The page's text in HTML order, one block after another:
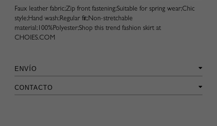
Faux leather fabric;Zip front fastening;Suitable for spring wear;Chic
style;Hand wash;Regular fit;Non-stretchable
material;100%Polyester;Shop this trend fashion skirt at
CHOIES.COM
ENVÍO
CONTACTO